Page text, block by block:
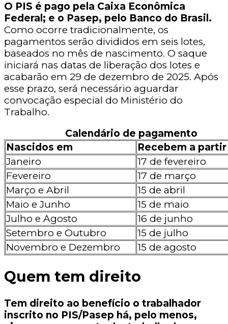
O PIS é pago pela Caixa Econômica
Federal; e o Pasep, pelo Banco do Brasil.
Como ocorre tradicionalmente, os
pagamentos serão divididos em seis lotes,
baseados no mês de nascimento. O saque
iniciará nas datas de liberação dos lotes e
acabarão em 29 de dezembro de 2025. Após
esse prazo, será necessário aguardar
convocação especial do Ministério do
Trabalho.
Calendário de pagamento
Nascidos em
Recebem a
Janeiro
17 de fevereiro
Fevereiro
17 de março
Março e Abril
15 de abril
Maio e Junho
15 de maio
Julho e Agosto
16 de junho
Setembro e Outubro
15 de julho
Novembro e Dezembro
15 de agosto
Quem tem direito
Tem direito ao benefício o trabalhador
inscrito no PIS/Pasep há, pelo menos,